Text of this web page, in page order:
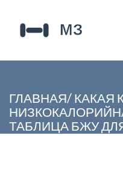
ГЛАВНАЯ/ КАКАЯ
ТАБЛИЦА БЖУ